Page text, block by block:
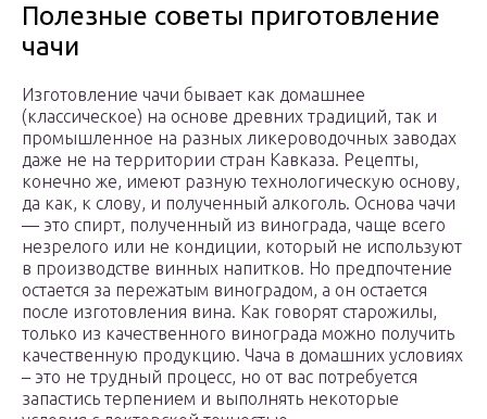
Полезные советы приготовление
чачи
Изготовление чачи бывает как домашнее
(классическое) на основе древних традиций, так и
промышленное на разных ликероводочных заводах
даже не на территории стран Кавказа. Рецепты,
конечно же, имеют разную технологическую основу,
да как, к слову, и полученный алкоголь. Основа чачи
— это спирт, полученный из винограда, чаще всего
незрелого или не кондиции, который не используют
в производстве винных напитков. Но предпочтение
остается за пережатым виноградом, а он остается
после изготовления вина. Как говорят старожилы,
только из качественного винограда можно получить
качественную продукцию. Чача в домашних условиях
– это не трудный процесс, но от вас потребуется
запастись терпением и выполнять некоторые